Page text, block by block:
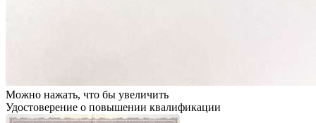
Можно нажать, что бы увеличить
Удостоверение о повышении квалификации